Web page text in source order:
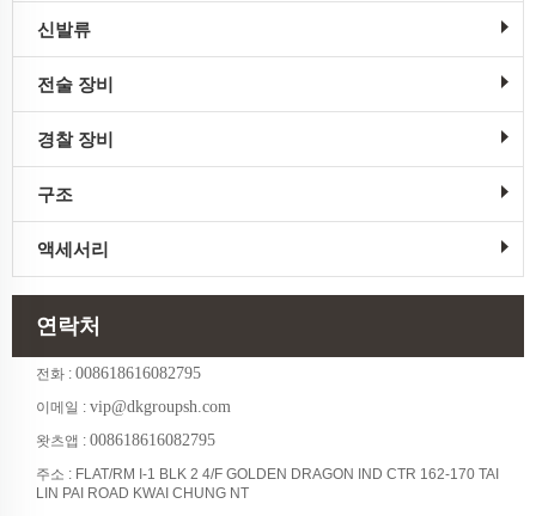
신발류
전술 장비
경찰 장비
구조
액세서리
연락처
전화 : 008618616082795
이메일 : vip@dkgroupsh.com
왓츠앱 : 008618616082795
주소 : FLAT/RM I-1 BLK 2 4/F GOLDEN DRAGON IND CTR 162-170 TAI
LIN PAI ROAD KWAI CHUNG NT